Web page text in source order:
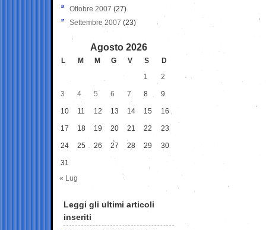
Ottobre 2007 (27)
Settembre 2007 (23)
Agosto 2026
L M M G V S
D
1
2
3 4 5 6 7 8 9
10 11 12 13 14 15 16
17 18 19 20 21 22 23
24 25 26 27 28 29 30
31
« Lug
Leggi gli ultimi articoli
inseriti